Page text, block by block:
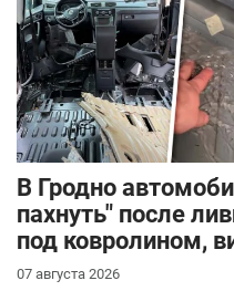
В Гродно
пахнуть" после
под ковролином,
07 августа 2026